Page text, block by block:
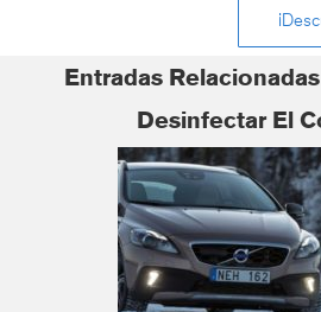
Entradas
Desinfectar El